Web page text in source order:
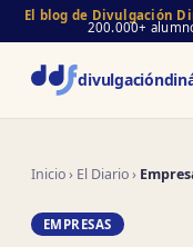
El blog de Divulgación
200.000+
divulgación
Inicio› El Diario›
EMPRESAS